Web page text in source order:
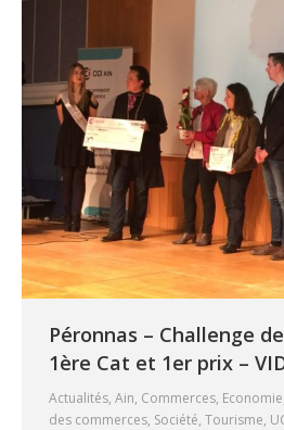
Péronnas – Challenge
1ère Cat et 1er prix –
Actualités, Ain, Commerces, Economie
des commerces, Société, Tourisme,